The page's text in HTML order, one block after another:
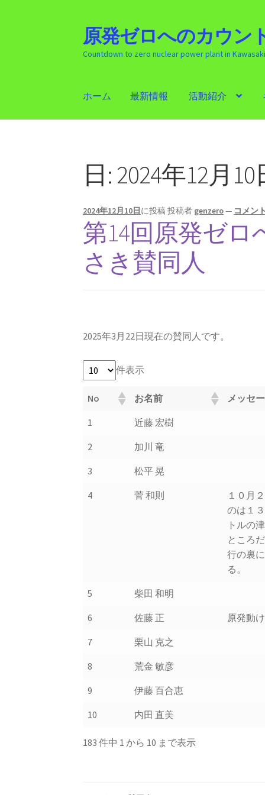
ナ
ビ
ゲ
シ
ン
キ
ッ
コ
ン
テ
ツ
ス
プ
原発ゼロへのカウン
Countdown to zero nuclear power plant in Kawasaki
ホーム 最新情報 活動紹介
日: 2024年12月10
2024年12月10日に投稿投稿者 genzero— コメン
第14回原発ゼ
さき賛同人
2025年3月22日現在の賛同人です。
件表示
No お名前 メッセ
1 近藤 宏樹
2 加川 竜
3 松平 晃
4 菅 和則
１０月
のは１
トルの
ところ
行の裏
る。
5 柴田 和明
6 佐藤 正 原発動
7 栗山 克之
8 荒金 敏彦
9 伊藤 百合恵
10 内田 直美
183 件中 1 から 10 まで表示